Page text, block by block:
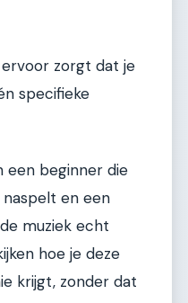
zorgt dat je
specifieke
een beginner die
en een
muziek echt
hoe je deze
krijgt, zonder dat